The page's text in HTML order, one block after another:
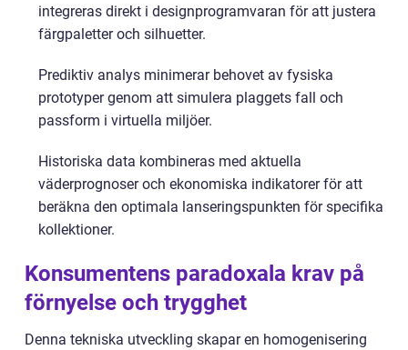
integreras direkt i designprogramvaran för att justera
färgpaletter och silhuetter.
Prediktiv analys minimerar behovet av fysiska
prototyper genom att simulera plaggets fall och
passform i virtuella miljöer.
Historiska data kombineras med aktuella
väderprognoser och ekonomiska indikatorer för att
beräkna den optimala lanseringspunkten för specifika
kollektioner.
Konsumentens paradoxala krav på
förnyelse och trygghet
Denna tekniska utveckling skapar en homogenisering